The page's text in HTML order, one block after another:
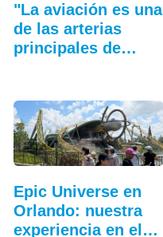
"La aviación es una
de las arterias
principales de…
Epic Universe en
Orlando: nuestra
experiencia en el…